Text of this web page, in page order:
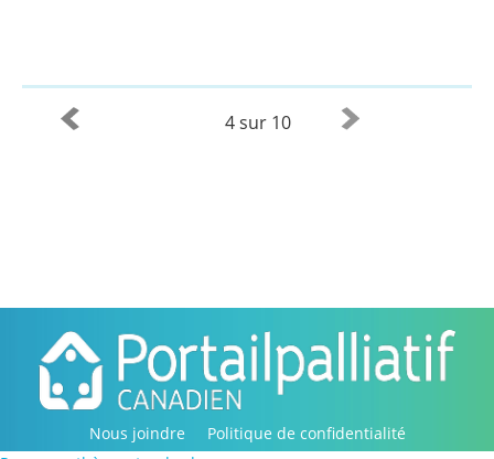
4 sur 10
Nous joindre
Politique de confidentialité